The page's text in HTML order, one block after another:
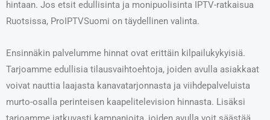
hintaan. Jos etsit edullisinta ja monipuolisinta IPTV-ratkaisua
Ruotsissa, ProIPTVSuomi on täydellinen valinta.
Ensinnäkin palvelumme hinnat ovat erittäin kilpailukykyisiä.
Tarjoamme edullisia tilausvaihtoehtoja, joiden avulla asiakkaat
voivat nauttia laajasta kanavatarjonnasta ja viihdepalveluista
murto-osalla perinteisen kaapelitelevision hinnasta. Lisäksi